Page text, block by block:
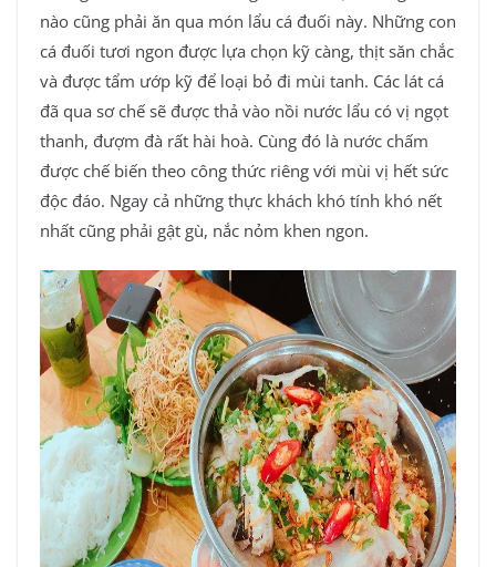
nào cũng phải ăn qua món lẩu cá đuối này. Những con
cá đuối tươi ngon được lựa chọn kỹ càng, thịt săn chắc
và được tẩm ướp kỹ để loại bỏ đi mùi tanh. Các lát cá
đã qua sơ chế sẽ được thả vào nồi nước lẩu có vị ngọt
thanh, đượm đà rất hài hoà. Cùng đó là nước chấm
được chế biến theo công thức riêng với mùi vị hết sức
độc đáo. Ngay cả những thực khách khó tính khó nết
nhất cũng phải gật gù, nắc nỏm khen ngon.